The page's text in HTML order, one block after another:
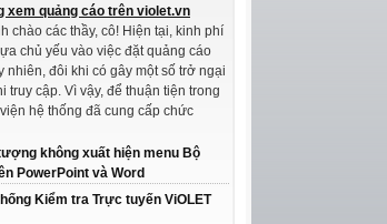
xem quảng cáo trên violet.vn
chào các thầy, cô! Hiện tại, kinh phí
chủ yếu vào việc đặt quảng cáo
nhiên, đôi khi có gây một số trở ngại
truy cập. Vì vậy, để thuận tiện trong
hệ thống đã cung cấp chức
không xuất hiện menu Bộ
PowerPoint và Word
Kiểm tra Trực tuyến ViOLET